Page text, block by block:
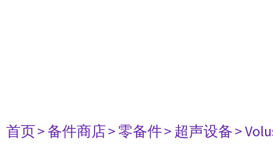
首页> 备件商店> 零备件> 超声设备>